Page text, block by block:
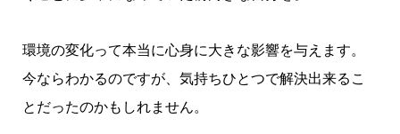
環境の変化って本当に心身に大きな影響を与えます。
今ならわかるのですが、気持ちひとつで解決出来るこ
とだったのかもしれません。